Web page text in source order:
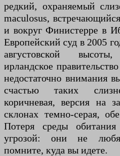
редкий, охраняемый
maculosus,
и вокруг Финистерре в
Европейский суд в 2005
августовской
ирландское
недостаточно внимания
счастью таких
коричневая, версия на
склонах темно-серая,
Потеря среды
угрозой: они не
помните, куда вы идете.